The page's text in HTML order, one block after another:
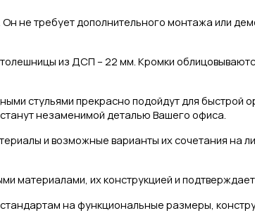
не требует дополнительного монтажа или
из ДСП – 22 мм. Кромки
стульями прекрасно подойдут для
незаменимой деталью Вашего офиса.
и возможные варианты их сочетания на
материалами, их конструкцией и
на функциональные размеры,